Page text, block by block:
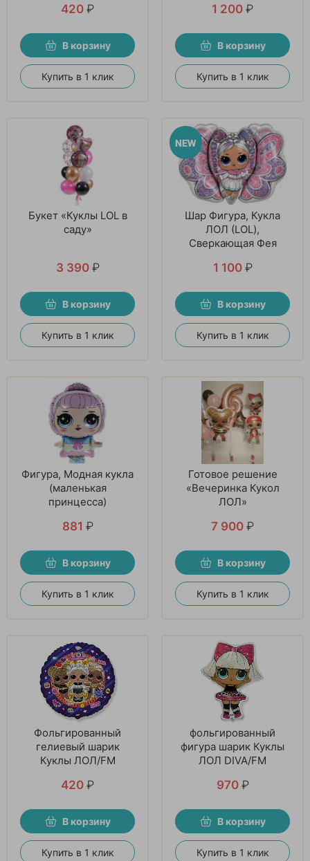
420 ₽
В корзину
Купить в 1 клик
1 200 ₽
В корзину
Купить в 1 клик
Букет «Куклы LOL в
саду»
3 390 ₽
В корзину
Купить в 1 клик
Шар Фигура, Кукла
ЛОЛ (LOL),
Сверкающая Фея
1 100 ₽
В корзину
Купить в 1 клик
Фигура, Модная кукла
(маленькая
принцесса)
881 ₽
В корзину
Купить в 1 клик
Готовое решение
«Вечеринка Кукол
ЛОЛ»
7 900 ₽
В корзину
Купить в 1 клик
Фольгированный
гелиевый шарик
Куклы ЛОЛ/FM
420 ₽
В корзину
Купить в 1 клик
фольгированный
фигура шарик Куклы
ЛОЛ DIVA/FM
970 ₽
В корзину
Купить в 1 клик